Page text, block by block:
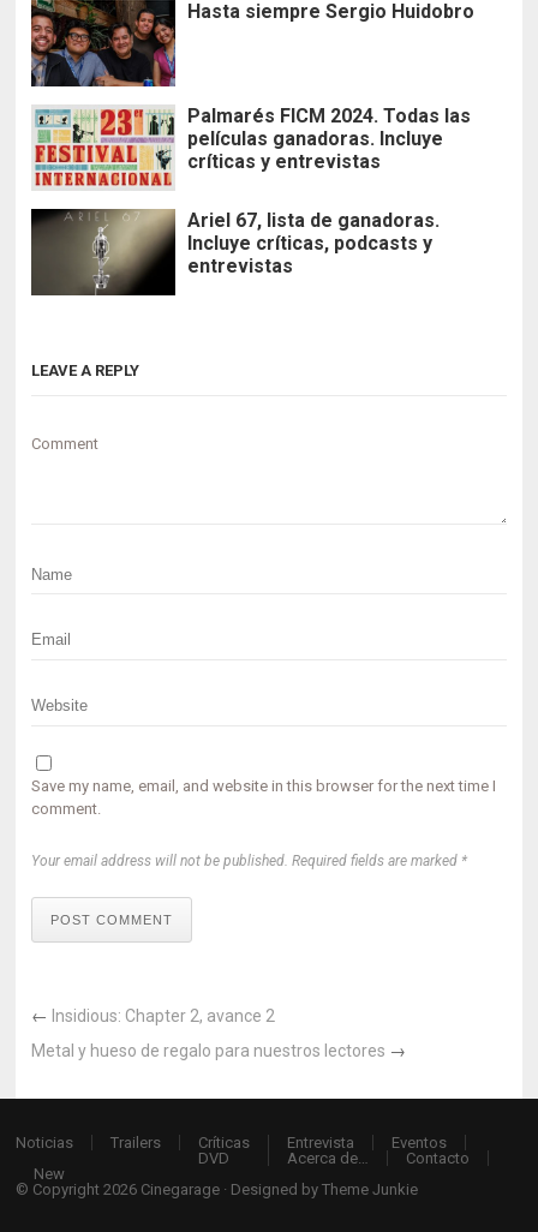
Hasta siempre Sergio Huidobro
Palmarés FICM 2024. Todas las
películas ganadoras. Incluye
críticas y entrevistas
Ariel 67, lista de ganadoras.
Incluye críticas, podcasts y
entrevistas
LEAVE A REPLY
Comment
Save my name, email, and website in this browser for the next time I
comment.
Your email address will not be published. Required fields are marked *
POST COMMENT
← Insidious: Chapter 2, avance 2
Metal y hueso de regalo para nuestros lectores →
Noticias Trailers
Críticas
DVD
Entrevista
Eventos
Acerca de…
Contacto
New
© Copyright 2026 Cinegarage · Designed byTheme Junkie